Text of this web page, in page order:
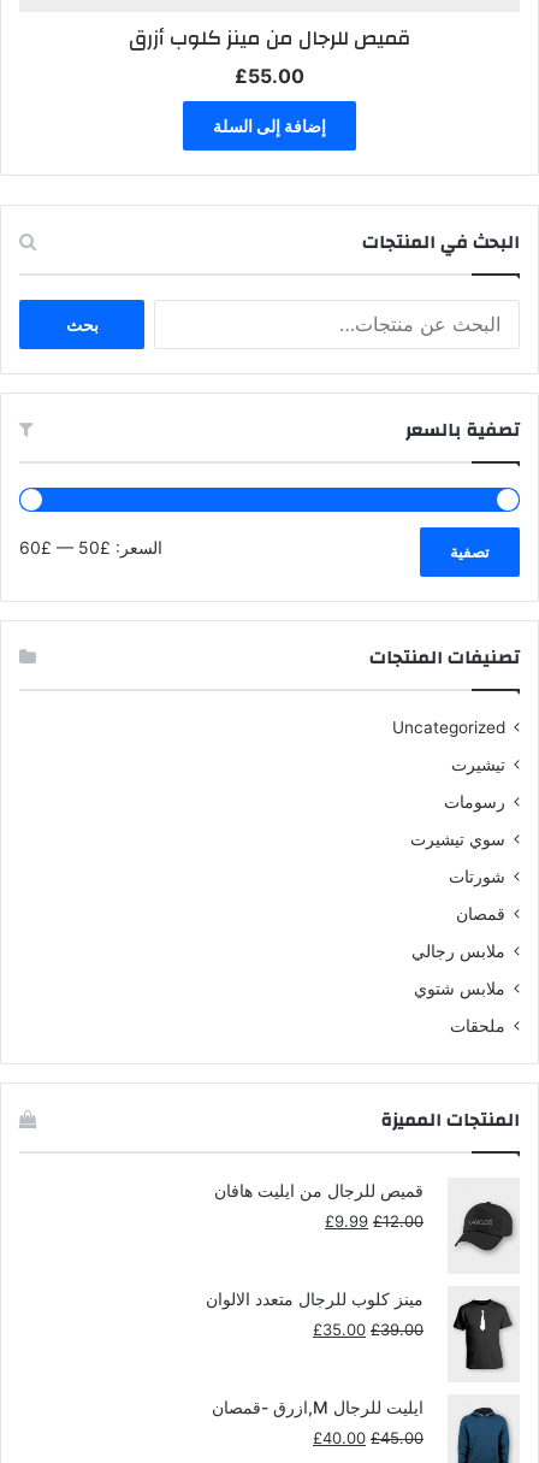
قميص للرجال من مينز كلوب أزرق
£55.00
إضافة إلى السلة
البحث في المنتجات
عن:
بحث
تصفية بالسعر
سعر
سعر
تصفية السعر: £50
—
£60
تصنيفات المنتجات
Uncategorized
تيشيرت
رسومات
سوي تيشيرت
شورتات
قمصان
ملابس رجالي
ملابس شتوي
ملحقات
المنتجات المميزة
قميص للرجال من ايليت هافان
£12.00
السعر
£12.00.
£9.99 السعر
£9.99.
مينز كلوب للرجال متعدد الالوان
£39.00
السعر
£39.00.
£35.00 السعر
£35.00.
ايليت للرجال M,ازرق -قمصان
£45.00
السعر £40.00 السعر